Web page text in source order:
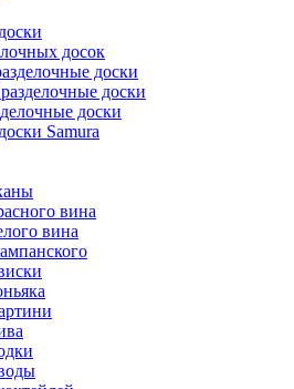
досок
доски
доски
доски
Samura
вина
вина